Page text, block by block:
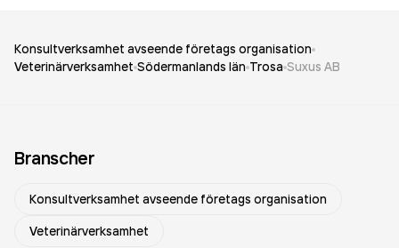
Konsultverksamhet avseende företags organisation
Veterinärverksamhet Södermanlands län Trosa Suxus AB
Branscher
Konsultverksamhet avseende företags organisation
Veterinärverksamhet